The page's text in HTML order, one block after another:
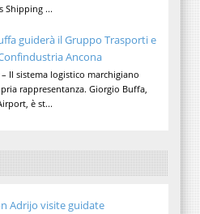
Shipping ...
guiderà il Gruppo Trasporti e
Ancona
Il sistema logistico marchigiano
rappresentanza. Giorgio Buffa,
è st...
Adrijo visite guidate